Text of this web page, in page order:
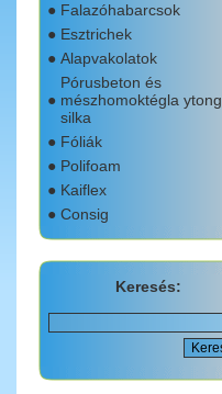
● Falazóhabarcsok
● Esztrichek
● Alapvakolatok
●
Pórusbeton és
mészhomoktégla ytong,
silka
● Fóliák
● Polifoam
● Kaiflex
● Consig
Keresés: